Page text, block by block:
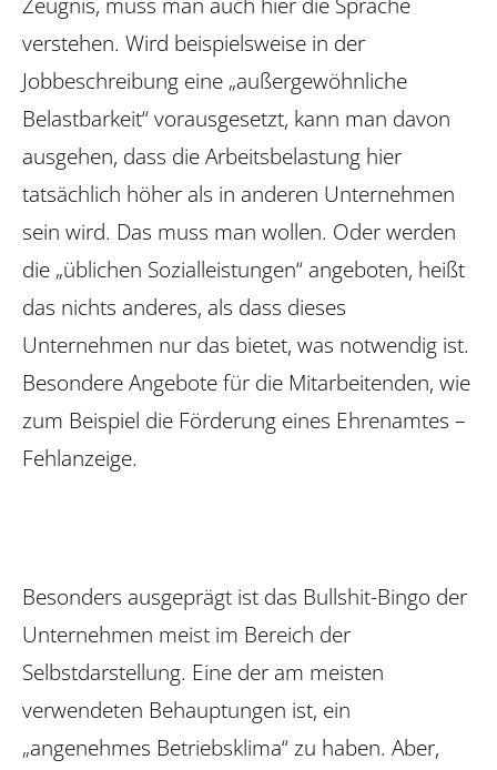
verstehen. Wird beispielsweise in der
Jobbeschreibung eine „außergewöhnliche
Belastbarkeit“ voraus­gesetzt, kann man davon
ausgehen, dass die Arbeitsbelastung hier
tatsächlich höher als in anderen Unternehmen
sein wird. Das muss man wollen. Oder werden
die „üblichen Sozialleistungen“ angeboten, heißt
das nichts anderes, als dass dieses
Unternehmen nur das bietet, was notwendig ist.
Besondere Angebote für die Mitarbeitenden, wie
zum Beispiel die Förderung eines Ehrenamtes –
Fehlanzeige.
Besonders ausgeprägt ist das Bull­shit-Bingo der
Unternehmen meist im Bereich der
Selbstdarstellung. Eine der am meisten
verwendeten Behauptungen ist, ein
„angenehmes Betriebsklima“ zu haben. Aber,